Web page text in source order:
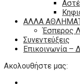
ΑΛΛΑ
Έσπερος
Συνεντεύξεις
Επικοινωνία –
Ακολουθήστε μας: